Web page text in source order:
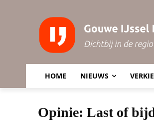
HOME NIEUWS
Opinie: Last of